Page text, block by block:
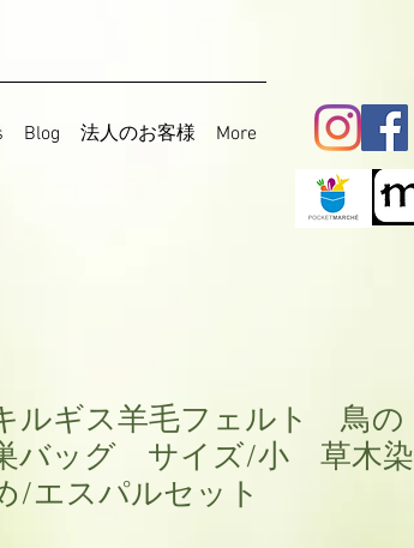
Blog 法人のお客様 More
ルギス羊毛フェルト 鳥の
バッグ サイズ/小 草木染
/エスパルセット